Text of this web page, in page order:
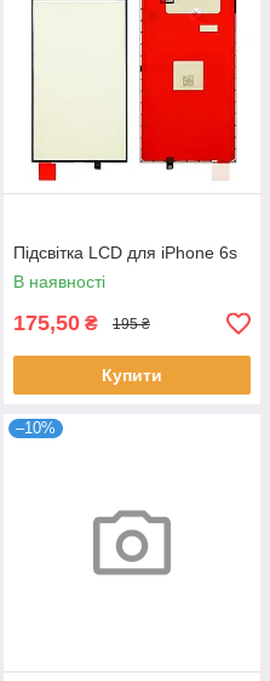
Підсвітка LCD для iPhone 6s
В наявності
175,50 ₴ 195 ₴
Купити
–10%